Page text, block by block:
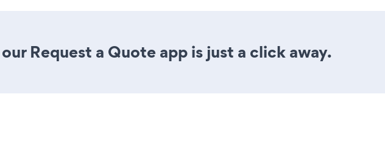
Request a Quote app is just a click away.